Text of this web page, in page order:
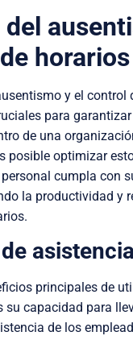
del
horarios
y el control
para
de una
posible optimizar
cumpla con
la productividad y
asistencia
principales de
su capacidad para
de los